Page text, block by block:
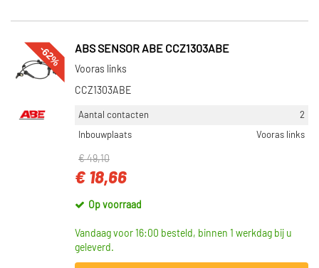
-62% ABS SENSOR ABE CCZ1303ABE
Vooras links
CCZ1303ABE
Aantal contacten
2
Inbouwplaats
Vooras links
€ 49,10
€ 18,66
Op voorraad
Vandaag voor 16:00 besteld, binnen 1 werkdag bij u
geleverd.